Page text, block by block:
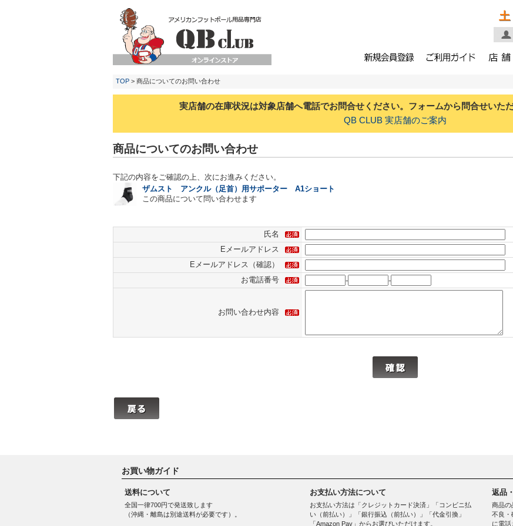
土
TOP > 商品についてのお問い合わせ
実店舗の在庫状況は対象店舗へ電話でお問合せください。フォームから問合せいた
QB CLUB 実店舗のご案内
商品についてのお問い合わせ
下記の内容をご確認の上、次にお進みください。
ザムスト アンクル（足首）用サポーター A1ショート
この商品について問い合わせます
氏名
Eメールアドレス
Eメールアドレス（確認）
お電話番号
- -
お問い合わせ内容
お買い物ガイド
送料について
全国一律700円で発送致します
（沖縄・離島は別途送料が必要です）。
お支払い方法について
お支払い方法は「クレジットカード決済」「コンビニ払
い（前払い）」「銀行振込（前払い）」「代金引換」
「Amazon Pay」からお選びいただけます。
返品
商品の
不良・
に電